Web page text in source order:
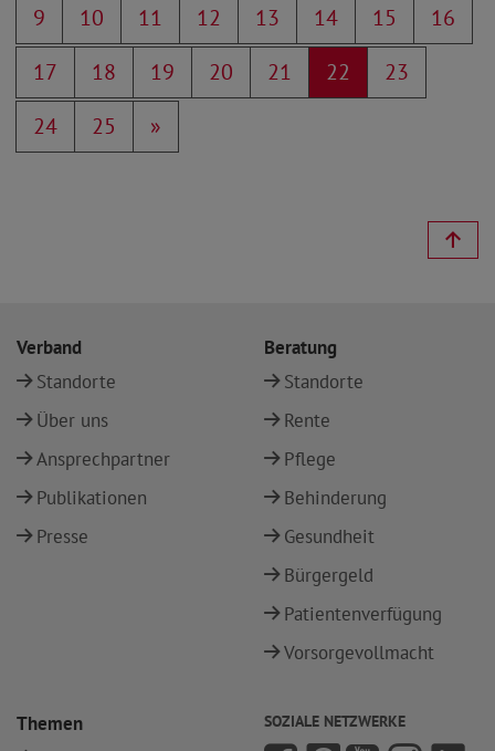
9
10 11 12 13 14 15
16
17
18 19 20 21 22
23
24
25 »
Verband
Standorte
Über uns
Ansprechpartner
Publikationen
Presse
Beratung
Standorte
Rente
Pflege
Behinderung
Gesundheit
Bürgergeld
Patientenverfügung
Vorsorgevollmacht
Themen
SOZIALE NETZWERKE